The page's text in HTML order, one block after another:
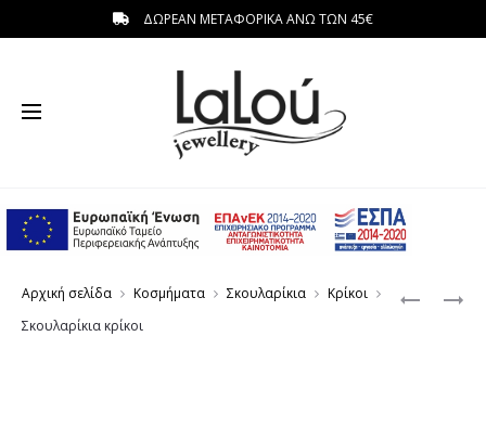
ΔΩΡΕΑΝ ΜΕΤΑΦΟΡΙΚΑ ΑΝΩ ΤΩΝ 45€
Αρχική σελίδα Κοσμήματα Σκουλαρίκια
Κρίκοι
Σκουλαρίκια κρίκοι